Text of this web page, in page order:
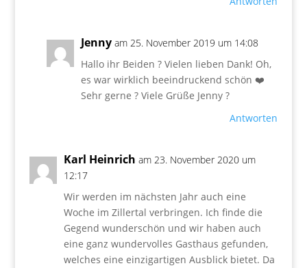
Jenny am 25. November 2019 um 14:08
Hallo ihr Beiden ? Vielen lieben Dank! Oh,
es war wirklich beeindruckend schön ❤️
Sehr gerne ? Viele Grüße Jenny ?
Antworten
Karl Heinrich am 23. November 2020 um
12:17
Wir werden im nächsten Jahr auch eine
Woche im Zillertal verbringen. Ich finde die
Gegend wunderschön und wir haben auch
eine ganz wundervolles Gasthaus gefunden,
welches eine einzigartigen Ausblick bietet. Da